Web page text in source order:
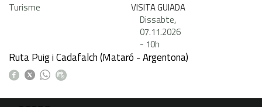
Turisme
VISITA GUIADA
Dissabte,
07.11.2026
- 10h
Ruta Puig i Cadafalch (Mataró - Argentona)